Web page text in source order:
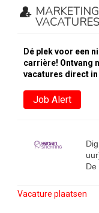
VACATURES
Dé plek voor een
carrière! Ontvang
vacatures direct in
Job Alert
De
Vacature plaatsen